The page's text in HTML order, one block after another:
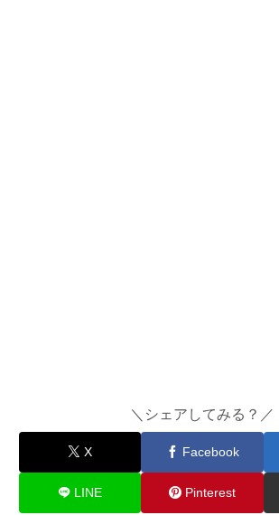
＼シェアしてみる？／
X Facebook
LINE Pinterest